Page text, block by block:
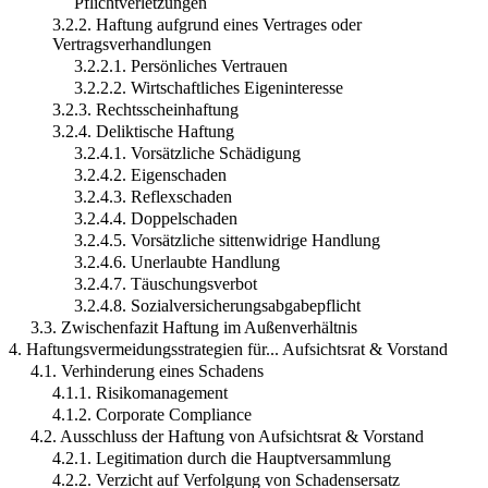
3.2.2. Haftung aufgrund eines Vertrages oder
Vertragsverhandlungen
3.2.2.1. Persönliches Vertrauen
3.2.2.2. Wirtschaftliches Eigeninteresse
3.2.3. Rechtsscheinhaftung
3.2.4. Deliktische Haftung
3.2.4.1. Vorsätzliche Schädigung
3.2.4.2. Eigenschaden
3.2.4.3. Reflexschaden
3.2.4.4. Doppelschaden
3.2.4.5. Vorsätzliche sittenwidrige Handlung
3.2.4.6. Unerlaubte Handlung
3.2.4.7. Täuschungsverbot
3.2.4.8. Sozialversicherungsabgabepflicht
3.3. Zwischenfazit Haftung im Außenverhältnis
4. Haftungsvermeidungsstrategien für... Aufsichtsrat & Vorstand
4.1. Verhinderung eines Schadens
4.1.1. Risikomanagement
4.1.2. Corporate Compliance
4.2. Ausschluss der Haftung von Aufsichtsrat & Vorstand
4.2.1. Legitimation durch die Hauptversammlung
4.2.2. Verzicht auf Verfolgung von Schadensersatz